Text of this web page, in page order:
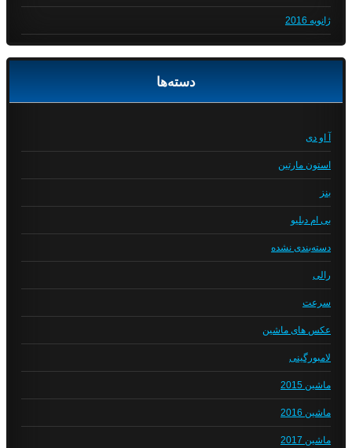
ژانویه 2016
دسته‌ها
آ او دی
استون مارتین
بنز
بی ام دبلیو
دسته‌بندی نشده
رالی
سرعت
عکس های ماشین
لامبورگینی
ماشین 2015
ماشین 2016
ماشین 2017